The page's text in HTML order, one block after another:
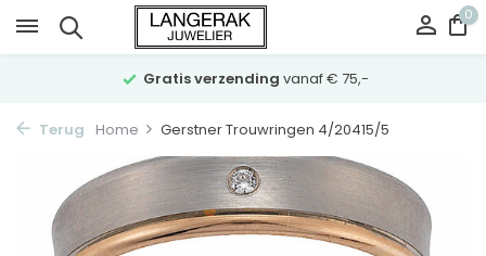
0
Gratis verzending vanaf € 75,-
Terug Home Gerstner Trouwringen 4/20415/5